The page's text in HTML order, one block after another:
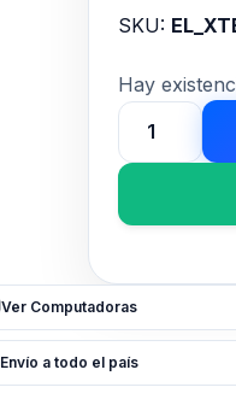
SKU:
Hay
Adaptador
Xtech,
,
USB
C
Ver Computadoras
Envío a todo el país